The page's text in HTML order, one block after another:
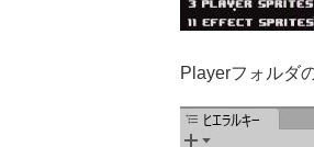
Playerフォルダ